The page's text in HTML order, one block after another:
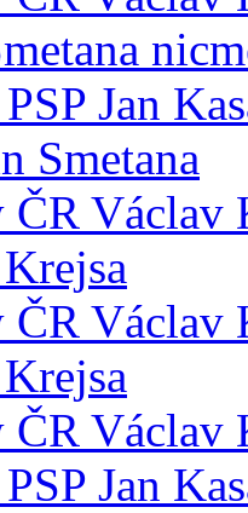
Jan
Smetana
ČR Václav
ČR Václav
ČR Václav
Jan